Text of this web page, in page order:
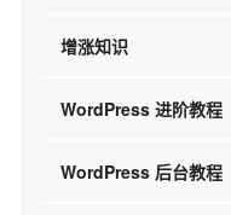
增涨知识
WordPress 进阶教程
WordPress 后台教程